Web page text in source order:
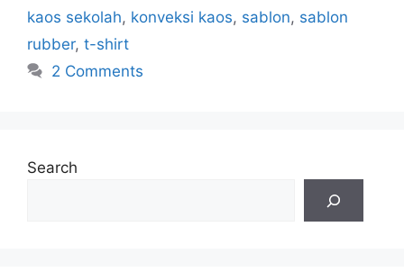
kaos sekolah, konveksi kaos, sablon, sablon
rubber, t-shirt
2 Comments
Search